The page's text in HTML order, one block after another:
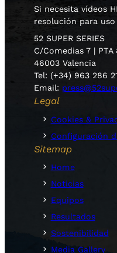
Si necesita vídeos
resolución para
52 SUPER SERIES
C/Comedias 7 | PTA
46003 Valencia
Tel: (+34) 963 286
Email:
Legal
Cookies &
Configuración
Sitemap
Home
Noticias
Equipos
Resultados
Sostenibilidad
Media Gallery